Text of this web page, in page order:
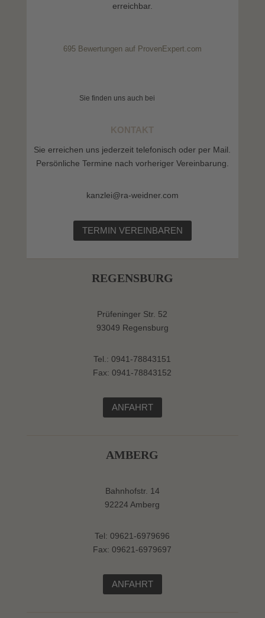
erreichbar.
695Bewertungen auf ProvenExpert.com
Sie finden uns auch bei
KONTAKT
Sie erreichen uns jederzeit telefonisch oder per Mail.
Persönliche Termine nach vorheriger Vereinbarung.
kanzlei@ra-weidner.com
TERMIN VEREINBAREN
REGENSBURG
Prüfeninger Str. 52
93049 Regensburg
Tel.: 0941-78843151
Fax: 0941-78843152
ANFAHRT
AMBERG
Bahnhofstr. 14
92224 Amberg
Tel: 09621-6979696
Fax: 09621-6979697
ANFAHRT